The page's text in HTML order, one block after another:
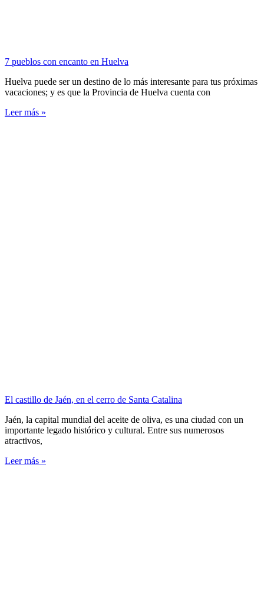
7 pueblos con encanto en Huelva
Huelva puede ser un destino de lo más interesante para tus próximas
vacaciones; y es que la Provincia de Huelva cuenta con
Leer más »
El castillo de Jaén, en el cerro de Santa Catalina
Jaén, la capital mundial del aceite de oliva, es una ciudad con un
importante legado histórico y cultural. Entre sus numerosos
atractivos,
Leer más »